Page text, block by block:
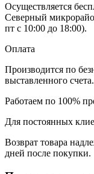
Осуществляется
Северный
пт с 10:00 до 18:00).
Оплата
Производится по
выставленного счета.
Работаем по 100%
Для постоянных
Возврат товара
дней после покупки.